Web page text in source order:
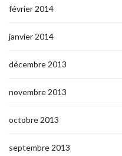
février 2014
janvier 2014
décembre 2013
novembre 2013
octobre 2013
septembre 2013